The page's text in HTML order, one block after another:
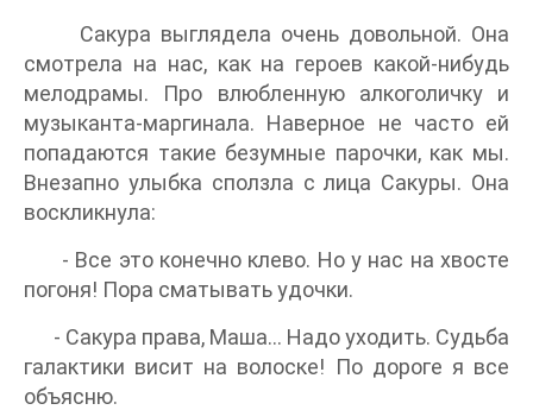
Сакура выглядела очень довольной. Она
смотрела на нас, как на героев какой-нибудь
мелодрамы. Про влюбленную алкоголичку и
музыканта-маргинала. Наверное не часто ей
попадаются такие безумные парочки, как мы.
Внезапно улыбка сползла с лица Сакуры. Она
воскликнула:
- Все это конечно клево. Но у нас на хвосте
погоня! Пора сматывать удочки.
- Сакура права, Маша… Надо уходить. Судьба
галактики висит на волоске! По дороге я все
объясню.